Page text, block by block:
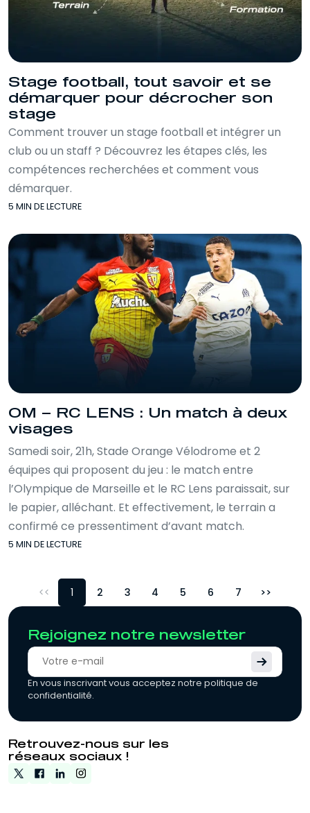
Stage football, tout savoir et se
démarquer pour décrocher son
stage
Comment trouver un stage football et intégrer un
club ou un staff ? Découvrez les étapes clés, les
compétences recherchées et comment vous
démarquer.
5 MIN DE LECTURE
OM – RC LENS : Un match à deux
visages
Samedi soir, 21h, Stade Orange Vélodrome et 2
équipes qui proposent du jeu : le match entre
l’Olympique de Marseille et le RC Lens paraissait, sur
le papier, alléchant. Et effectivement, le terrain a
confirmé ce pressentiment d’avant match.
5 MIN DE LECTURE
< 1 2 3 4 5 6 7 >
Rejoignez notre newsletter
En vous inscrivant vous acceptez notre politique de
confidentialité.
Retrouvez-nous sur les
réseaux sociaux !